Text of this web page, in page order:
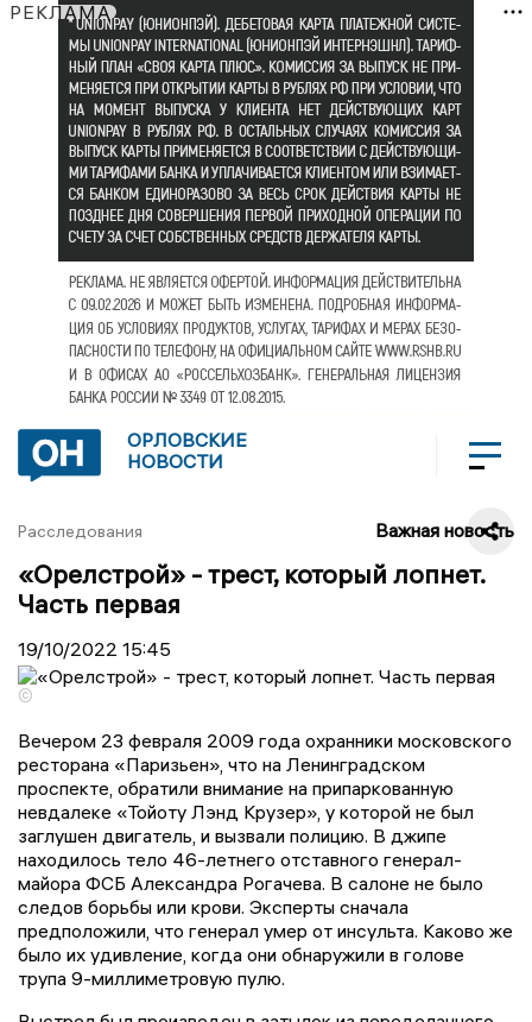
РЕКЛАМА
ОРЛОВСКИЕ
НОВОСТИ
Расследования Важная новость
«Орелстрой» - трест, который лопнет.
Часть первая
19/10/2022 15:45
©
Вечером 23 февраля 2009 года охранники московского
ресторана «Паризьен», что на Ленинградском
проспекте, обратили внимание на припаркованную
невдалеке «Тойоту Лэнд Крузер», у которой не был
заглушен двигатель, и вызвали полицию. В джипе
находилось тело 46-летнего отставного генерал-
майора ФСБ Александра Рогачева. В салоне не было
следов борьбы или крови. Эксперты сначала
предположили, что генерал умер от инсульта. Каково же
было их удивление, когда они обнаружили в голове
трупа 9-миллиметровую пулю.